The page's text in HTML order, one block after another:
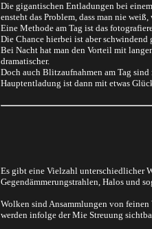
Die gigantischen Entladungen bei
ensteht das Problem, dass man nie
Eine Methode am Tag ist das
Die Chance hierbei ist aber schwindend
Bei Nacht hat man den Vorteil mit
dramatischer.
Doch auch Blitzaufnahmen am Tag
Hauptentladung ist dann mit etwas
Es gibt eine Vielzahl unterschiedlicher
Gegendämmerungstrahlen, Halos und
Wolken sind Ansammlungen von
werden infolge der Mie Streuung